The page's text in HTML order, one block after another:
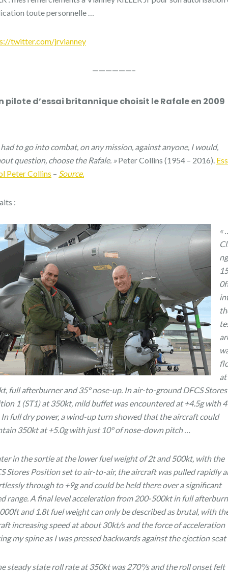
toute personnelle …
twitter.com/jrvianney
——————–
pilote d’essai britannique choisit le Rafale en 2009
to go into combat, on any mission, against anyone, I would,
question, choose the Rafale. »Peter Collins (1954 – 2016).
Peter Collins – Source.
:
«
at
full afterburner and 35° nose-up. In air-to-ground DFCS Stores
1 (ST1) at 350kt, mild buffet was encountered at +4.5g with
In full dry power, a wind-up turn showed that the aircraft could
350kt at +5.0g with just 10° of nose-down pitch …
in the sortie at the lower fuel weight of 2t and 500kt, with the
Stores Position set to air-to-air, the aircraft was pulled rapidly
through to +9g and could be held there over a significant
range. A final level acceleration from 200-500kt in full
and 1.8t fuel weight can only be described as brutal, with
increasing speed at about 30kt/s and the force of acceleration
my spine as I was pressed backwards against the ejection
steady state roll rate at 350kt was 270°/s and the roll onset felt